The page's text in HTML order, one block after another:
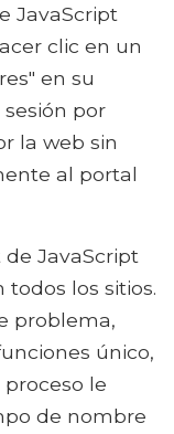
JavaScript
clic en un
en su
por
la web sin
al portal
JavaScript
todos los sitios.
problema,
único,
proceso le
de nombre